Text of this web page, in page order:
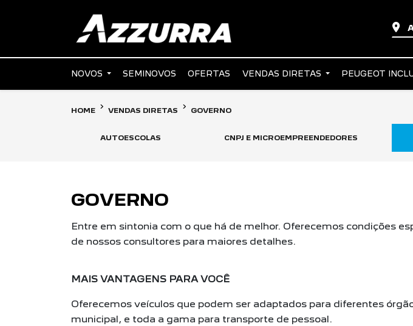
NOVOS SEMINOVOS OFERTAS VENDAS DIRETAS PEUGEOT
HOME VENDAS DIRETAS GOVERNO
AUTOESCOLAS CNPJ E MICROEMPREENDEDORES
GOVERNO
Entre em sintonia com o que há de melhor. Oferecemos condições
de nossos consultores para maiores detalhes.
MAIS VANTAGENS PARA VOCÊ
Oferecemos veículos que podem ser adaptados para diferentes
municipal, e toda a gama para transporte de pessoal.